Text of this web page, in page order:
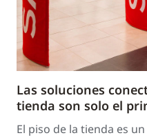
Las soluciones
tienda son solo el
El piso de la tienda es